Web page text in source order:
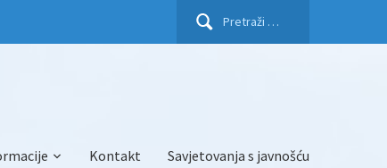
Pretraži:
Kontakt Savjetovanja s javnošću